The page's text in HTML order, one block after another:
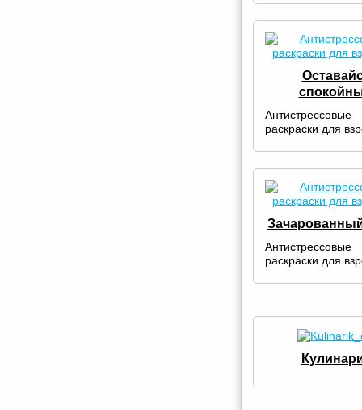
Антистрессовые
раскраски для
Антистрессовые
раскраски для